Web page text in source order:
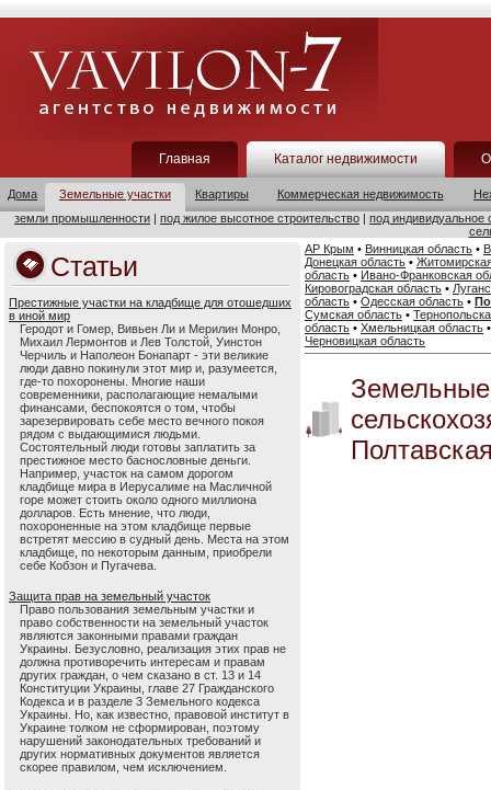
Главная Каталог недвижимости
Дома Земельные участки Квартиры Коммерческая недвижимость
земли промышленности | под жилое высотное строительство | под индивидуальное
Статьи
Престижные участки на кладбище для отошедших
в иной мир
Геродот и Гомер, Вивьен Ли и Мерилин Монро,
Михаил Лермонтов и Лев Толстой, Уинстон
Черчиль и Наполеон Бонапарт - эти великие
люди давно покинули этот мир и, разумеется,
где-то похоронены. Многие наши
современники, располагающие немалыми
финансами, беспокоятся о том, чтобы
зарезервировать себе место вечного покоя
рядом с выдающимися людьми.
Состоятельный люди готовы заплатить за
престижное место баснословные деньги.
Например, участок на самом дорогом
кладбище мира в Иерусалиме на Масличной
горе может стоить около одного миллиона
долларов. Есть мнение, что люди,
похороненные на этом кладбище первые
встретят мессию в судный день. Места на этом
кладбище, по некоторым данным, приобрели
себе Кобзон и Пугачева.
Защита прав на земельный участок
Право пользования земельным участки и
право собственности на земельный участок
являются законными правами граждан
Украины. Безусловно, реализация этих прав не
должна противоречить интересам и правам
других граждан, о чем сказано в ст. 13 и 14
Конституции Украины, главе 27 Гражданского
Кодекса и в разделе 3 Земельного кодекса
Украины. Но, как известно, правовой институт в
Украине толком не сформирован, поэтому
нарушений законодательных требований и
других нормативных документов является
скорее правилом, чем исключением.
АР Крым • Винницкая область •
Донецкая область •
область • Ивано-Франковская
Кировоградская область •
область • Одесская область •
Сумская область •
область • Хмельницкая область
Черновицкая область
Земельные